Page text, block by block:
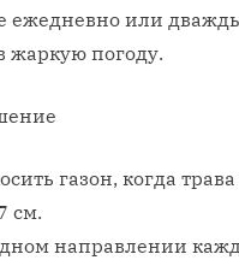
ежедневно или
жаркую погоду.
газон, когда
см.
направлении